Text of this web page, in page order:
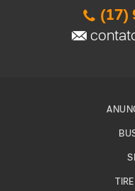
(17)